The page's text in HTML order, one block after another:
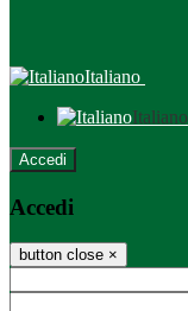
Italiano
Italiano
Accedi
Accedi
button close ×